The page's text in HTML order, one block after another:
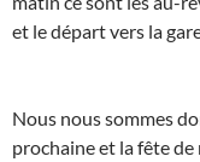
et le départ vers la
Nous nous sommes
prochaine et la fête de